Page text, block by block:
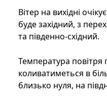
Вітер на вихідні
буде західний, з
та південно-східний.
Температура повітря
коливатиметься в
близько нуля, на